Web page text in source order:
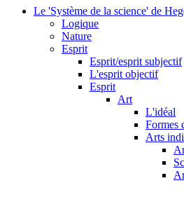
Le 'Système de la science' de
Logique
Nature
Esprit
Esprit/esprit subjectif
L'esprit objectif
Esprit
Art
L'idéal
Formes
Arts